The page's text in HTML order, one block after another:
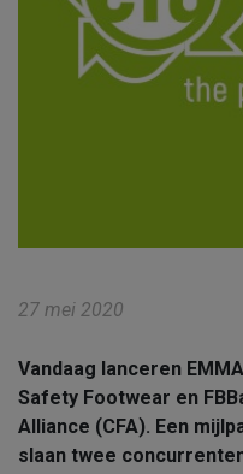
27 mei 2020
Vandaag lanceren
Safety Footwear en
Alliance (CFA). Een
slaan twee